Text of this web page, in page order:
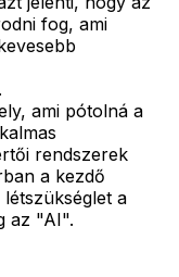
fog, ami
ami pótolná a
rendszerek
a kezdő
a
az "AI".